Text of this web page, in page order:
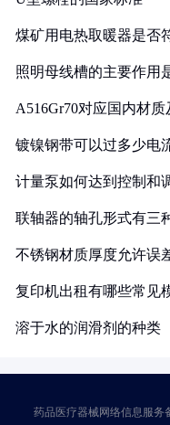
煤矿用电热取暖器是否
照明母线槽的主要作用
A516Gr70对应国内材
镀镍钢带可以过多少电
计量泵如何达到控制和
联轴器的轴孔形式有三
不锈钢材质厚度允许误
复印机出租有哪些常见
溶于水的润滑剂的种类
药品医疗器械网络信息服务